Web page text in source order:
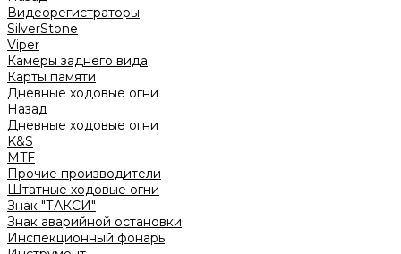
Видеорегистраторы
SilverStone
Viper
Камеры заднего вида
Карты памяти
Дневные ходовые огни
Назад
Дневные ходовые огни
K&S
MTF
Прочие производители
Штатные ходовые огни
Знак "ТАКСИ"
Знак аварийной остановки
Инспекционный фонарь